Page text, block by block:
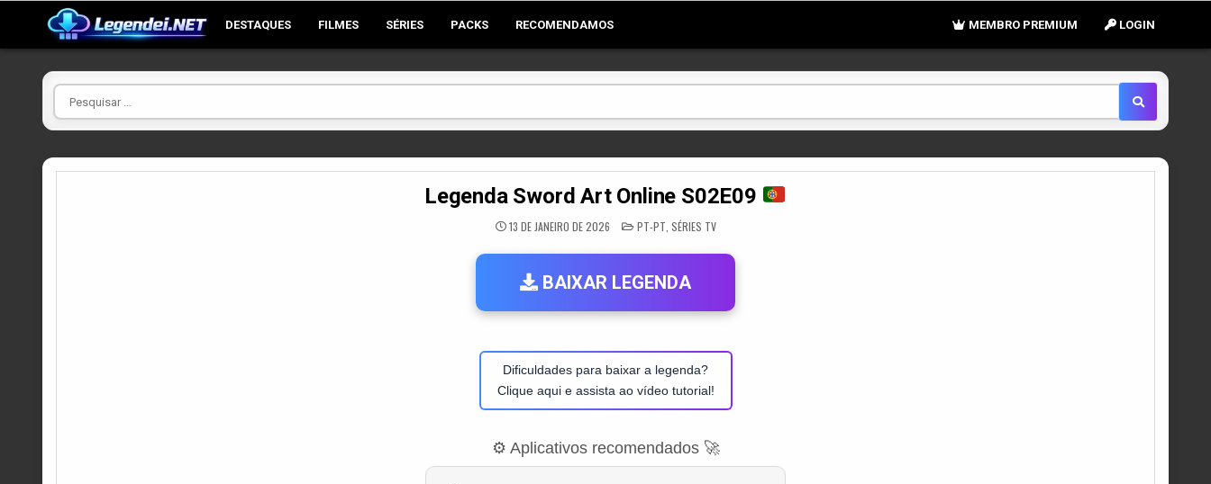
DESTAQUES FILMES SÉRIES PACKS RECOMENDAMOS LOGIN
MEMBRO PREMIUM
Pesquisar
por
Legenda Sword Art Online S02E09
13 DE JANEIRO DE 2026 POSTED
IN
PT-PT SÉRIES TV
BAIXAR LEGENDA
Dificuldades para baixar a legenda?
Clique aqui e assista ao vídeo tutorial!
⚙️ Aplicativos recomendados 🚀